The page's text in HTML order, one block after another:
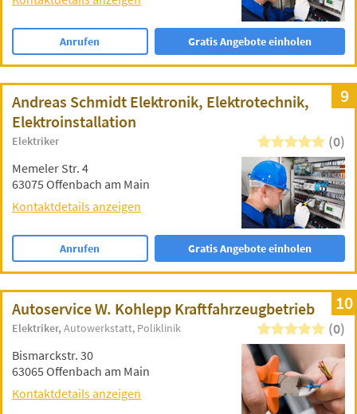
Anrufen Gratis Angebote einholen
9
Andreas Schmidt Elektronik, Elektrotechnik,
Elektroinstallation
Elektriker (0)
Memeler Str. 4
63075 Offenbach am Main
Kontaktdetails anzeigen
Anrufen Gratis Angebote einholen
10
Autoservice W. Kohlepp Kraftfahrzeugbetrieb
Elektriker Autowerkstatt Poliklinik (0)
Bismarckstr. 30
63065 Offenbach am Main
Kontaktdetails anzeigen